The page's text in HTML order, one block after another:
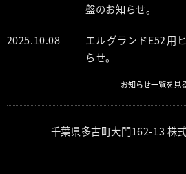
盤のお知らせ。
2025.10.08
エルグランドE52用
らせ。
お知らせ一覧を見
千葉県多古町大門162-13 株